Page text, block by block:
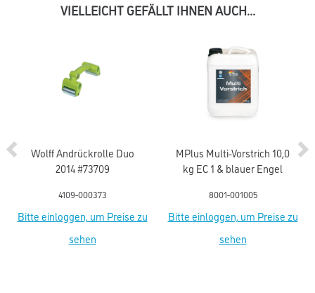
VIELLEICHT GEFÄLLT IHNEN AUCH...
Wolff Andrückrolle Duo
2014 #73709
4109-000373
Bitte einloggen, um Preise zu
sehen
MPlus Multi-Vorstrich 10,0
kg EC 1 & blauer Engel
8001-001005
Bitte einloggen, um Preise zu
sehen